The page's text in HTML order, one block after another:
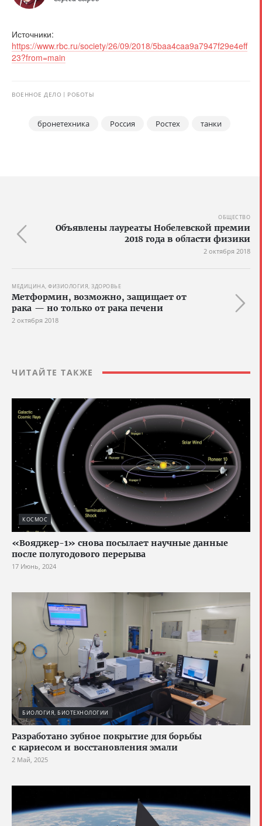
Источники:
https://www.rbc.ru/society/26/09/2018/5baa4caa9a7947f29e4eff
23?from=main
ВОЕННОЕ ДЕЛО РОБОТЫ
бронетехника Россия Ростех танки
ОБЩЕСТВО
Объявлены лауреаты Нобелевской премии
2018 года в области физики
2 октября 2018
МЕДИЦИНА, ФИЗИОЛОГИЯ, ЗДОРОВЬЕ
Метформин, возможно, защищает от
рака — но только от рака печени
2 октября 2018
ЧИТАЙТЕ ТАКЖЕ
КОСМОС
«Вояджер-1» снова посылает научные данные
после полугодового перерыва
17 Июнь, 2024
БИОЛОГИЯ, БИОТЕХНОЛОГИИ
Разработано зубное покрытие для борьбы
с кариесом и восстановления эмали
2 Май, 2025